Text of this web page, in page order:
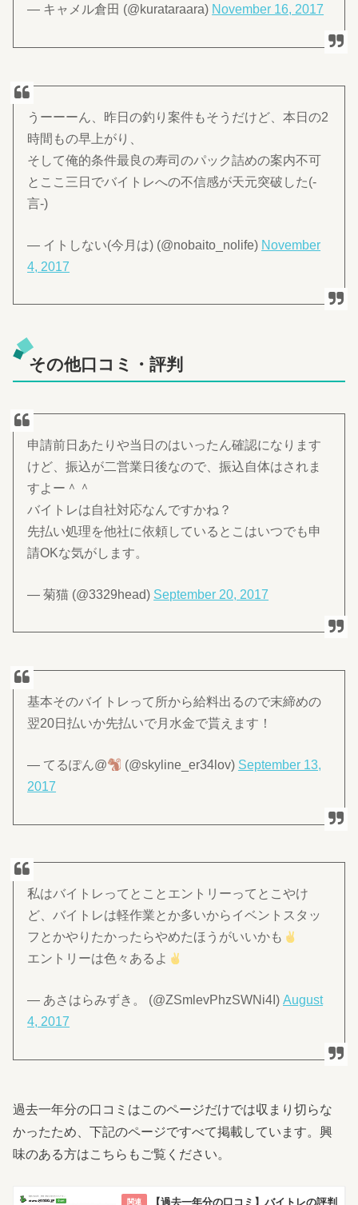
— キャメル倉田 (@kurataraara) November 16, 2017
うーーーん、昨日の釣り案件もそうだけど、本日の2
時間もの早上がり、
そして俺的条件最良の寿司のパック詰めの案内不可
とここ三日でバイトレへの不信感が天元突破した(-
言-)
— イトしない(今月は) (@nobaito_nolife) November
4, 2017
その他口コミ・評判
申請前日あたりや当日のはいったん確認になります
けど、振込が二営業日後なので、振込自体はされま
すよー＾＾
バイトレは自社対応なんですかね？
先払い処理を他社に依頼しているとこはいつでも申
請OKな気がします。
— 菊猫 (@3329head) September 20, 2017
基本そのバイトレって所から給料出るので末締めの
翌20日払いか先払いで月水金で貰えます！
— てるぽん@ (@skyline_er34lov) September 13,
2017
私はバイトレってとことエントリーってとこやけ
ど、バイトレは軽作業とか多いからイベントスタッ
フとかやりたかったらやめたほうがいいかも
エントリーは色々あるよ
— あさはらみずき。 (@ZSmlevPhzSWNi4I)August
4, 2017
過去一年分の口コミはこのページだけでは収まり切らな
かったため、下記のページですべて掲載しています。興
味のある方はこちらもご覧ください。
【過去一年分の口コミ】バイトレの評判